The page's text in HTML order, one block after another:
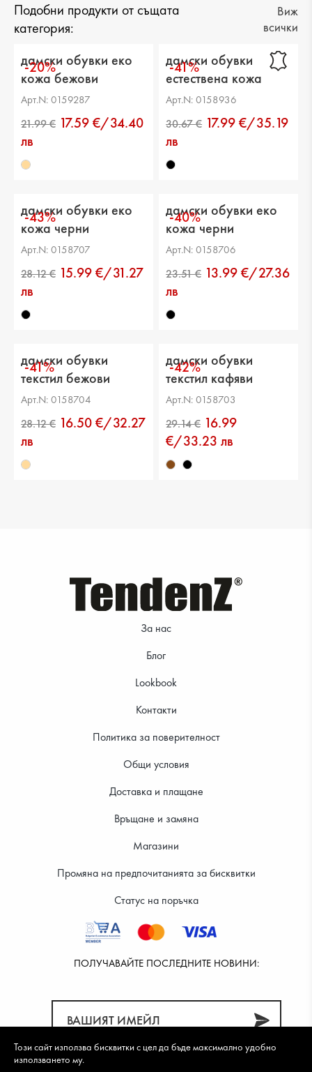
Подобни продукти от същата
категория:
Виж
всички
-20%
дамски обувки еко
кожа бежови
Арт.N: 0159287
21.99 €
17.59 €/34.40
лв
-41%
дамски обувки
естествена кожа
черни
Арт.N: 0158936
30.67 €
17.99 €/35.19
лв
-43%
дамски обувки еко
кожа черни
Арт.N: 0158707
15.99 €/31.27
лв
-40%
дамски обувки еко
кожа черни
Арт.N: 0158706
13.99 €/27.36
лв
-41%
дамски обувки
текстил бежови
Арт.N: 0158704
16.50 €/32.27
лв
-42%
дамски обувки
текстил кафяви
Арт.N: 0158703
16.99
€/33.23 лв
За нас
Блог
Lookbook
Контакти
Политика за поверителност
Общи условия
Доставка и плащане
Връщане и замяна
Магазини
Промяна на предпочитанията за бисквитки
Статус на поръчка
ПОЛУЧАВАЙТЕ ПОСЛЕДНИТЕ НОВИНИ:
Този сайт използва бисквитки с цел да бъде максимално удобно
използването му.